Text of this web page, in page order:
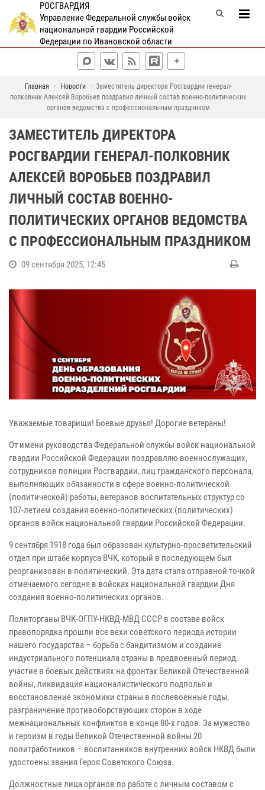
РОСГВАРДИЯ
Управление Федеральной службы войск
национальной гвардии Российской
Федерации по Ивановской области
Главная Новости
Заместитель директора Росгвардии генерал-
полковник Алексей Воробьев поздравил личный состав военно-политических
органов ведомства с профессиональным праздником
ЗАМЕСТИТЕЛЬ ДИРЕКТОРА
РОСГВАРДИИ ГЕНЕРАЛ-ПОЛКОВНИК
АЛЕКСЕЙ ВОРОБЬЕВ ПОЗДРАВИЛ
ЛИЧНЫЙ СОСТАВ ВОЕННО-
ПОЛИТИЧЕСКИХ ОРГАНОВ ВЕДОМСТВА
С ПРОФЕССИОНАЛЬНЫМ ПРАЗДНИКОМ
09 сентября 2025, 12:45
Уважаемые товарищи! Боевые друзья! Дорогие ветераны!
От имени руководства Федеральной службы войск национальной
гвардии Российской Федерации поздравляю военнослужащих,
сотрудников полиции Росгвардии, лиц гражданского персонала,
выполняющих обязанности в сфере военно-политической
(политической) работы, ветеранов воспитательных структур со
107-летием создания военно-политических (политических)
органов войск национальной гвардии Российской Федерации.
9 сентября 1918 года был образован культурно-просветительский
отдел при штабе корпуса ВЧК, который в последующем был
реорганизован в политический. Эта дата стала отправной точкой
отмечаемого сегодня в войсках национальной гвардии Дня
создания военно-политических органов.
Политорганы ВЧК-ОГПУ-НКВД-МВД СССР в составе войск
правопорядка прошли все вехи советского периода истории
нашего государства – борьба с бандитизмом и создание
индустриального потенциала страны в предвоенный период,
участие в боевых действиях на фронтах Великой Отечественной
войны, ликвидация националистического подполья и
восстановление экономики страны в послевоенные годы,
разграничение противоборствующих сторон в ходе
межнациональных конфликтов в конце 80-х годов. За мужество
и героизм в годы Великой Отечественной войны 20
политработников – воспитанников внутренних войск НКВД были
удостоены звания Героя Советского Союза.
Должностные лица органов по работе с личным составом с